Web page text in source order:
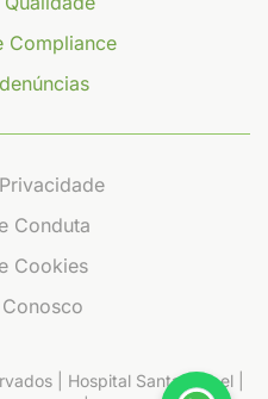
Compliance
Conduta
Cookies
| Hospital Santa Izabel |